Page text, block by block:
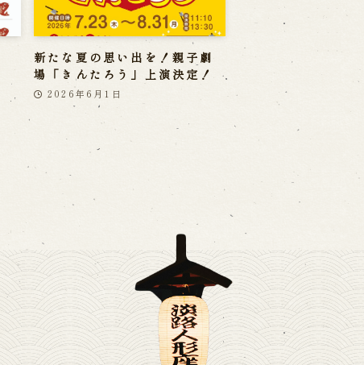
新たな夏の思い出を！親子劇
場「きんたろう」上演決定！
2026年6月1日